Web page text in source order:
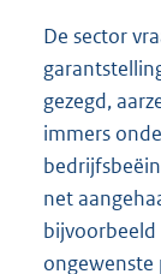
De sector
gezegd,
immers
net
bijvoorbeeld
ongewenste